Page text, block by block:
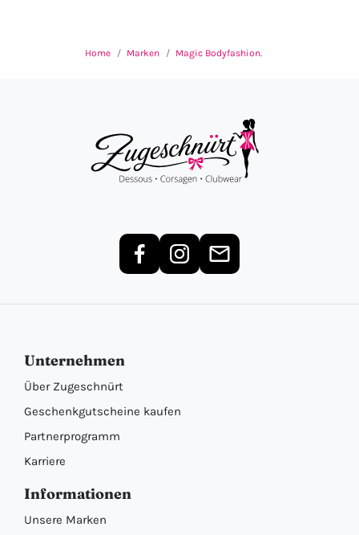
Home Marken Magic Bodyfashion.
Unternehmen
Über Zugeschnürt
Geschenkgutscheine kaufen
Partnerprogramm
Karriere
Informationen
Unsere Marken